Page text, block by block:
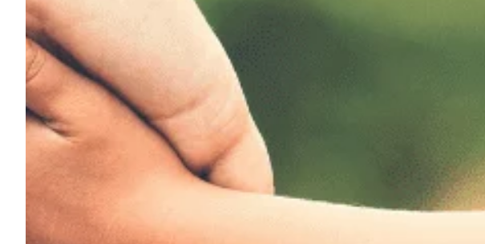
E-Books
Eventos
Podcast
Assine